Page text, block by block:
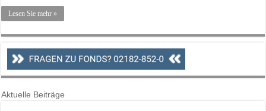
Lesen Sie mehr »
Aktuelle Beiträge